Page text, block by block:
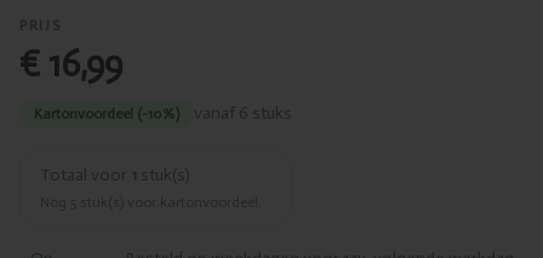
PRIJS
€ 16,99
Kartonvoordeel (-10%) vanaf 6 stuks
Totaal voor 1 stuk(s)